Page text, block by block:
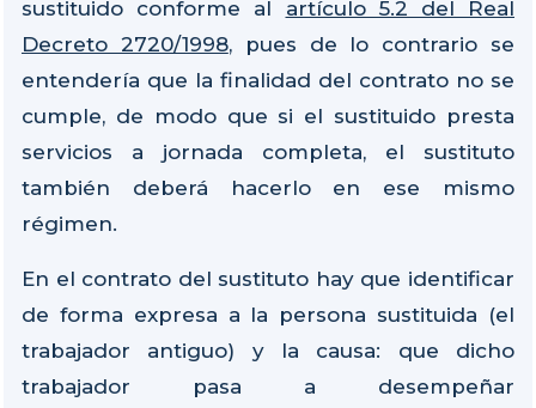
sustituido conforme al artículo 5.2 del Real
Decreto 2720/1998, pues de lo contrario se
entendería que la finalidad del contrato no se
cumple, de modo que si el sustituido presta
servicios a jornada completa, el sustituto
también deberá hacerlo en ese mismo
régimen.
En el contrato del sustituto hay que identificar
de forma expresa a la persona sustituida (el
trabajador antiguo) y la causa: que dicho
trabajador pasa a desempeñar